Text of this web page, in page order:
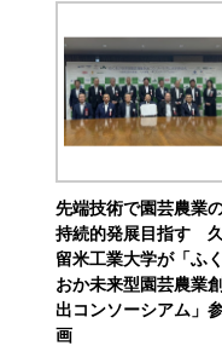
先端技術で園芸農業
持続的発展目指す 久
留米工業大学が「ふく
おか未来型園芸農業
出コンソーシアム」
画